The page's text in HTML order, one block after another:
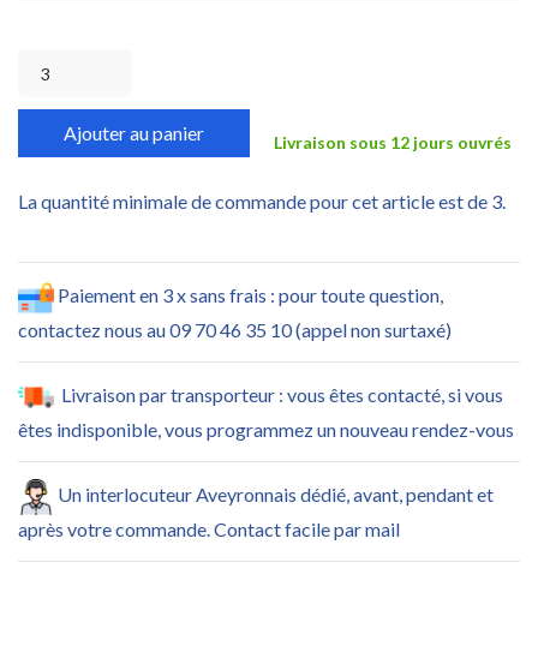
Ajouter au panier Livraison sous 12 jours ouvrés
La quantité minimale de commande pour cet article est de 3.
Paiement en 3 x sans frais : pour toute question,
contactez nous au 09 70 46 35 10 (appel non surtaxé)
Livraison par transporteur : vous êtes contacté, si vous
êtes indisponible, vous programmez un nouveau rendez-vous
Un interlocuteur Aveyronnais dédié, avant, pendant et
après votre commande. Contact facile par mail